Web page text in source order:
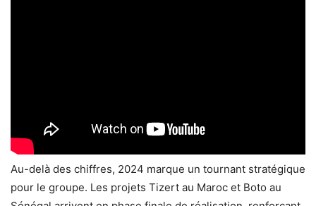
Au-delà des chiffres, 2024 marque un tournant stratégique
pour le groupe. Les projets Tizert au Maroc et Boto au